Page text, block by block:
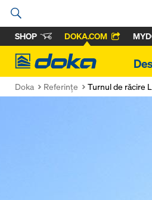
SHOP DOKA.COM
Doka
Doka Referinţe Turnul de răcire